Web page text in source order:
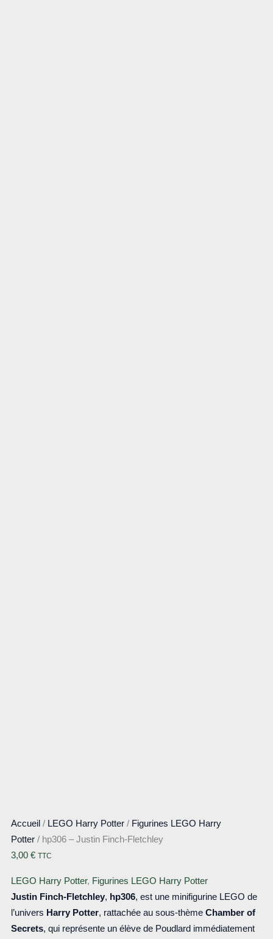
Accueil / LEGO Harry Potter/ Figurines LEGO Harry
Potter/ hp306 – Justin Finch-Fletchley
3,00 € TTC
LEGO Harry Potter, Figurines LEGO Harry Potter
Justin Finch-Fletchley, hp306, est une minifigurine LEGO de
l’univers Harry Potter, rattachée au sous-thème Chamber of
Secrets, qui représente un élève de Poudlard immédiatement